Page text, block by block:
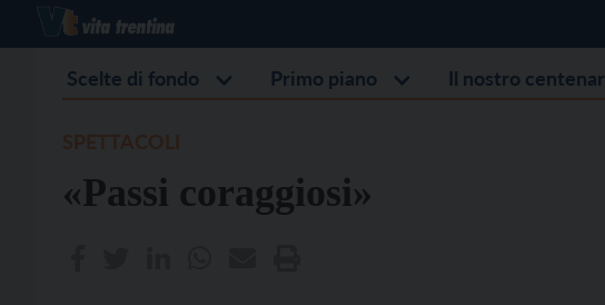
Scelte di fondo Primo piano Il nostro
«Passi coraggiosi»